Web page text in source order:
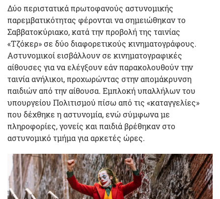
Δύο περιστατικά πρωτοφανούς αστυνομικής
παρεμβατικότητας φέρονται να σημειώθηκαν το
Σαββατοκύριακο, κατά την προβολή της ταινίας
«Τζόκερ» σε δύο διαφορετικούς κινηματογράφους.
Αστυνομικοί εισβάλλουν σε κινηματογραφικές
αίθουσες για να ελέγξουν εάν παρακολουθούν την
ταινία ανήλικοι, προχωρώντας στην απομάκρυνση
παιδιών από την αίθουσα. Εμπλοκή υπαλλήλων του
υπουργείου Πολιτισμού πίσω από τις «καταγγελίες»
που δέχθηκε η αστυνομία, ενώ σύμφωνα με
πληροφορίες, γονείς και παιδιά βρέθηκαν στο
αστυνομικό τμήμα για αρκετές ώρες.